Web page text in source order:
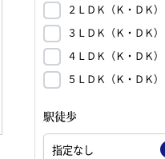
２ＬＤＫ（Ｋ・ＤＫ）
３ＬＤＫ（Ｋ・ＤＫ）
４ＬＤＫ（Ｋ・ＤＫ）
５ＬＤＫ（Ｋ・ＤＫ）
駅徒歩